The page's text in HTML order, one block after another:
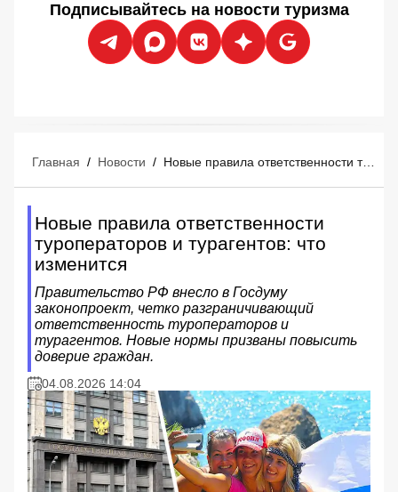
Подписывайтесь на новости туризма
Главная / Новости / Новые правила ответственности туроператоров и турагентов: что изменится
Новые правила ответственности
туроператоров и турагентов: что
изменится
Правительство РФ внесло в Госдуму
законопроект, четко разграничивающий
ответственность туроператоров и
турагентов. Новые нормы призваны повысить
доверие граждан.
04.08.2026 14:04